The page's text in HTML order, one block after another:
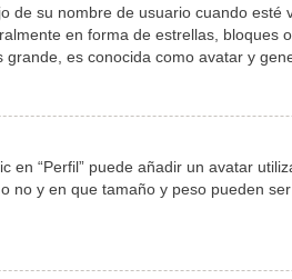
de su nombre de usuario cuando
en forma de estrellas,
es conocida como avatar y
en “Perfil” puede añadir un avatar
no y en que tamaño y peso pueden